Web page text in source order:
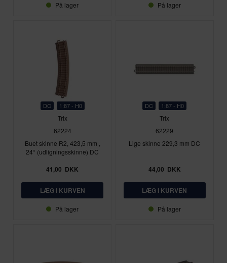
På lager På lager
DC 1:87 - H0
Trix
62224
Buet skinne R2, 423,5 mm ,
24° (udligningsskinne) DC
41,00 DKK
På lager
DC 1:87 - H0
Trix
62229
Lige skinne 229,3 mm DC
44,00 DKK
På lager